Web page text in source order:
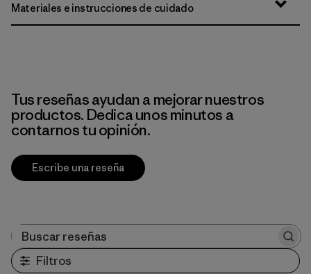
Materiales e instrucciones de cuidado
Tus reseñas ayudan a mejorar nuestros
productos. Dedica unos minutos a
contarnos tu opinión.
Escribe una reseña
Filtros